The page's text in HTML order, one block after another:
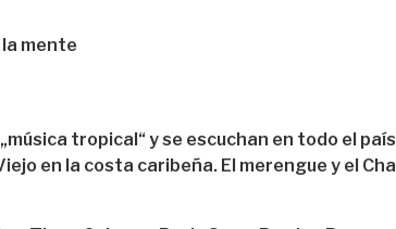
mente
tropical“ y se escuchan en todo el
en la costa caribeña. El merengue y el